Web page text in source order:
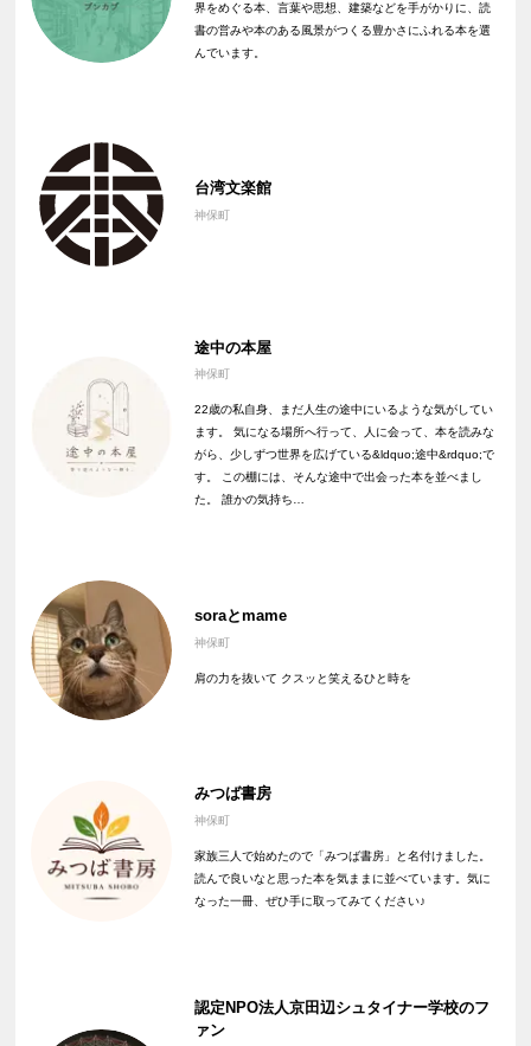
界をめぐる本、言葉や思想、建築などを手がかりに、読
書の営みや本のある風景がつくる豊かさにふれる本を選
んでいます。
台湾文楽館
神保町
途中の本屋
神保町
22歳の私自身、まだ人生の途中にいるような気がしてい
ます。 気になる場所へ行って、人に会って、本を読みな
がら、少しずつ世界を広げている&ldquo;途中&rdquo;で
す。 この棚には、そんな途中で出会った本を並べまし
た。 誰かの気持ち…
soraとmame
神保町
肩の力を抜いて クスッと笑えるひと時を
みつば書房
神保町
家族三人で始めたので「みつば書房」と名付けました。
読んで良いなと思った本を気ままに並べています。気に
なった一冊、ぜひ手に取ってみてください♪
認定NPO法人京田辺シュタイナー学校のフ
ァン